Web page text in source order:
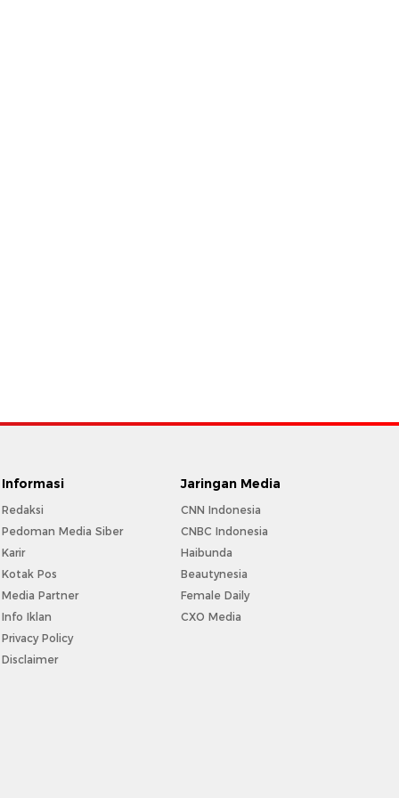
Informasi
Redaksi
Pedoman Media Siber
Karir
Kotak Pos
Media Partner
Info Iklan
Privacy Policy
Disclaimer
Jaringan Media
CNN Indonesia
CNBC Indonesia
Haibunda
Beautynesia
Female Daily
CXO Media